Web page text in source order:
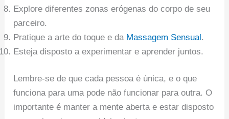
Explore diferentes zonas erógenas do corpo de seu
parceiro.
Pratique a arte do toque e da Massagem Sensual.
Esteja disposto a experimentar e aprender juntos.
Lembre-se de que cada pessoa é única, e o que
funciona para uma pode não funcionar para outra. O
importante é manter a mente aberta e estar disposto